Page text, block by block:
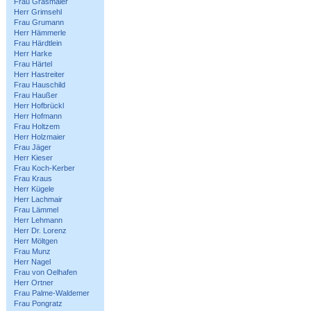
Herr Grimsehl
Frau Grumann
Herr Hämmerle
Frau Härdtlein
Herr Harke
Frau Härtel
Herr Hastreiter
Frau Hauschild
Frau Haußer
Herr Hofbrückl
Herr Hofmann
Frau Holtzem
Herr Holzmaier
Frau Jäger
Herr Kieser
Frau Koch-Kerber
Frau Kraus
Herr Kügele
Herr Lachmair
Frau Lämmel
Herr Lehmann
Herr Dr. Lorenz
Herr Möltgen
Frau Munz
Herr Nagel
Frau von Oelhafen
Herr Ortner
Frau Palme-Waldemer
Frau Pongratz